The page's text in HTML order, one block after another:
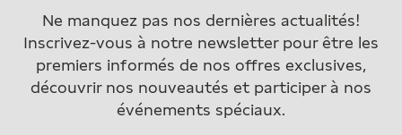
Ne manquez pas nos dernières actualités!
Inscrivez-vous à notre newsletter pour être les
premiers informés de nos offres exclusives,
découvrir nos nouveautés et participer à nos
événements spéciaux.